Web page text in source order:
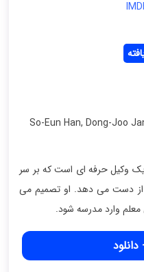
, Dong-Joo
یک وکیل حرفه ای است که بر سر
از دست می دهد. او تصمیم می
معلم وارد مدرسه شود.